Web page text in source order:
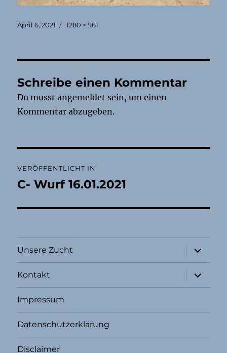
Veröffentlicht
April 6, 2021 Originalgröße
1280 × 961
Schreibe einen Kommentar
Du musstangemeldet sein, um einen
Kommentar abzugeben.
VERÖFFENTLICHT IN
C- Wurf 16.01.2021
Unsere Zucht
öffnen
Kontakt
öffnen
Impressum
Datenschutzerklärung
Disclaimer